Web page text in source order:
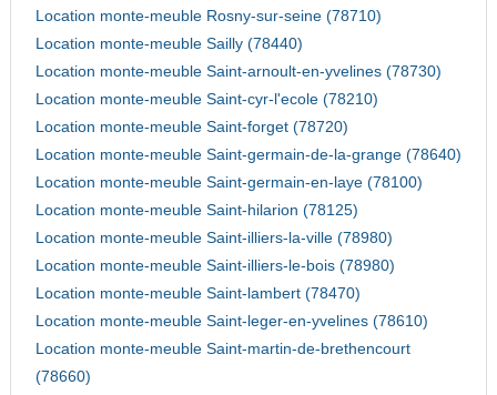
Location monte-meuble Rosny-sur-seine (78710)
Location monte-meuble Sailly (78440)
Location monte-meuble Saint-arnoult-en-yvelines (78730)
Location monte-meuble Saint-cyr-l'ecole (78210)
Location monte-meuble Saint-forget (78720)
Location monte-meuble Saint-germain-de-la-grange (78640)
Location monte-meuble Saint-germain-en-laye (78100)
Location monte-meuble Saint-hilarion (78125)
Location monte-meuble Saint-illiers-la-ville (78980)
Location monte-meuble Saint-illiers-le-bois (78980)
Location monte-meuble Saint-lambert (78470)
Location monte-meuble Saint-leger-en-yvelines (78610)
Location monte-meuble Saint-martin-de-brethencourt
(78660)